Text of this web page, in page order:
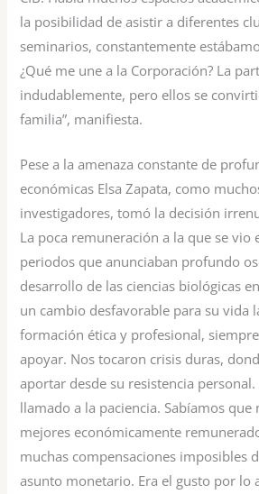
la posibilidad de asistir a diferentes
seminarios, constantemente
¿Qué me une a la Corporación? La
indudablemente, pero ellos se
familia”, manifiesta.
Pese a la amenaza constante de
económicas Elsa Zapata, como
investigadores, tomó la decisión
La poca remuneración a la que se vio
periodos que anunciaban profundo
desarrollo de las ciencias biológicas
un cambio desfavorable para su vida
formación ética y profesional,
apoyar. Nos tocaron crisis duras,
aportar desde su resistencia
llamado a la paciencia. Sabíamos que
mejores económicamente
muchas compensaciones imposibles
asunto monetario. Era el gusto por lo